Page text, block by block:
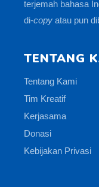
terjemah bahasa
di-copy atau pun
TENTANG
Tentang Kami
Tim Kreatif
Kerjasama
Donasi
Kebijakan Privasi